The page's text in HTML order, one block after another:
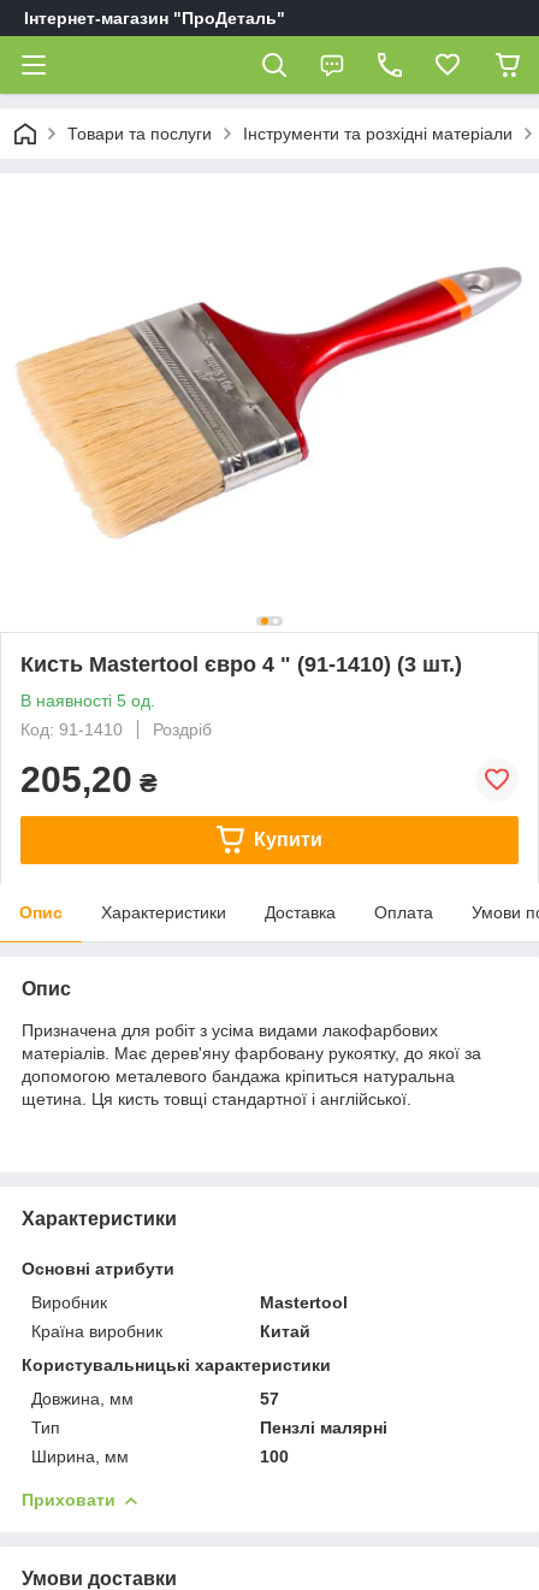
Інтернет-магазин "ПроДеталь"
Товари та послуги Інструменти та розхідні матеріали
Кисть Mastertool євро 4 " (91-1410) (3 шт.)
В наявності 5 од.
Код: 91-1410
Роздріб
205,20 ₴
Купити
Опис Характеристики Доставка Оплата Умови
Опис
Призначена для робіт з усіма видами лакофарбових
матеріалів. Має дерев'яну фарбовану рукоятку, до якої за
допомогою металевого бандажа кріпиться натуральна
щетина. Ця кисть товщі стандартної і англійської.
Характеристики
Основні атрибути
Виробник
Mastertool
Країна виробник
Китай
Користувальницькі характеристики
Довжина, мм
57
Тип
Пензлі малярні
Ширина, мм
100
Приховати
Умови доставки